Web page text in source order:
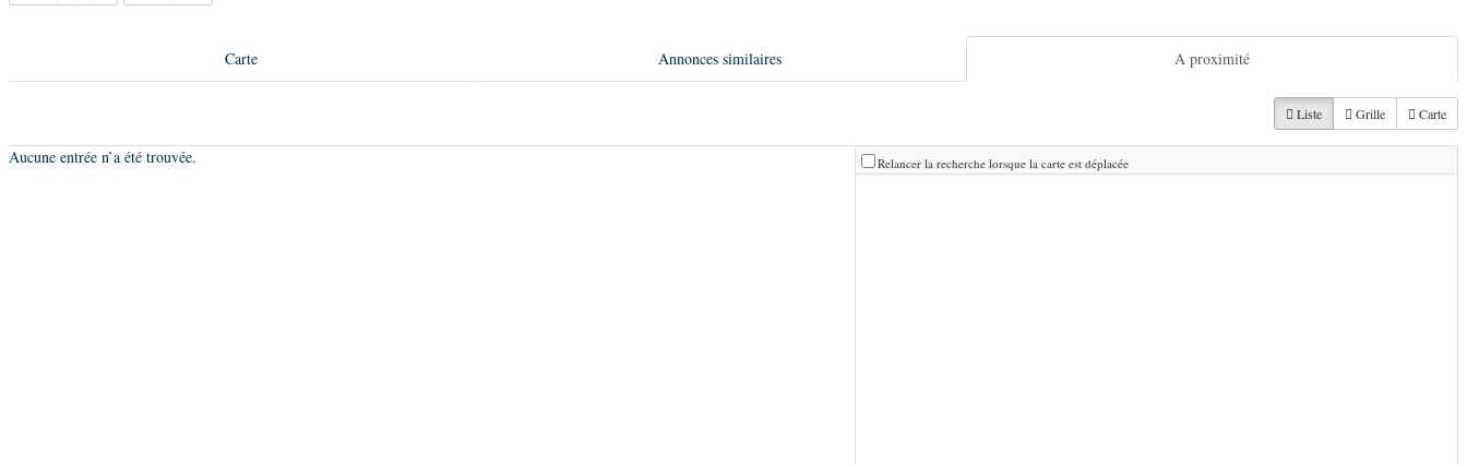
Carte Annonces similaires A proximité
Liste Grille Carte
Aucune entrée n’a été trouvée. Relancer la recherche lorsque la carte est déplacée